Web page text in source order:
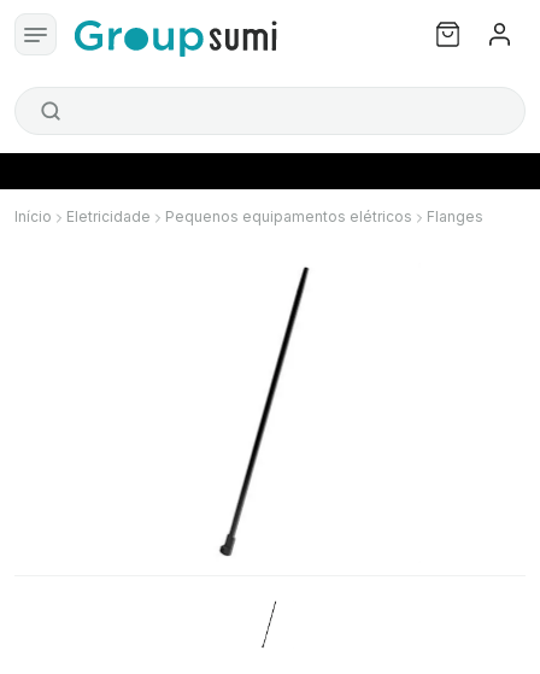
Início Eletricidade Pequenos equipamentos elétricos Flanges